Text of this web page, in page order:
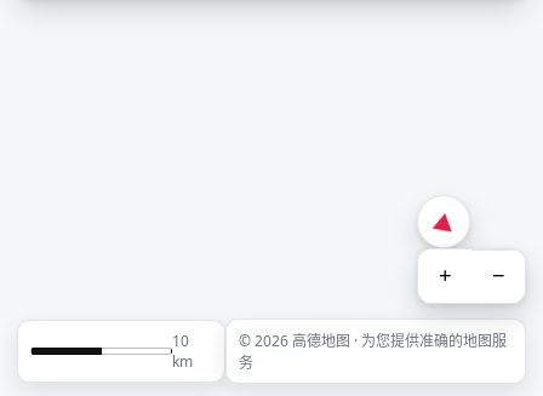
+ −
10
km
© 2026 高德地图 · 为您提供准确的地图服
务